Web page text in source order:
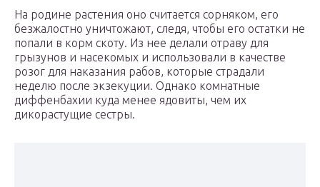
На родине растения оно считается сорняком, его
безжалостно уничтожают, следя, чтобы его остатки не
попали в корм скоту. Из нее делали отраву для
грызунов и насекомых и использовали в качестве
розог для наказания рабов, которые страдали
неделю после экзекуции. Однако комнатные
диффенбахии куда менее ядовиты, чем их
дикорастущие сестры.